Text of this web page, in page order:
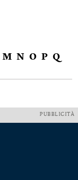
M N O P Q
PUBBLICITÀ